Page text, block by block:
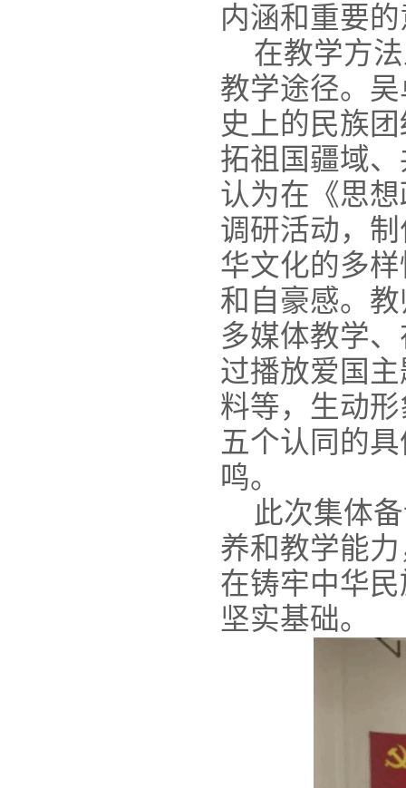
内涵和重要
在教学方
教学途径。
史上的民族
拓祖国疆域
认为在《思
调研活动，
华文化的多
和自豪感。
多媒体教学
过播放爱国
料等，生动
五个认同的
鸣。
此次集体
养和教学能
在铸牢中华
坚实基础。